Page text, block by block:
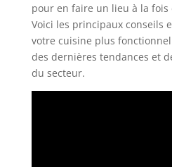
pour en faire un lieu à la
Voici les principaux conseils
votre cuisine plus
des dernières tendances et
du secteur.